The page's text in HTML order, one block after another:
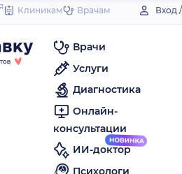
Клиникам Врачам Вход
Врачи
Услуги
Диагностика
Онлайн-
консультации
ИИ-доктор
Психологи